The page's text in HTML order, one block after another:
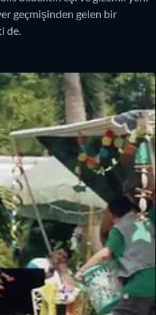
geçmişinden gelen bir
de.